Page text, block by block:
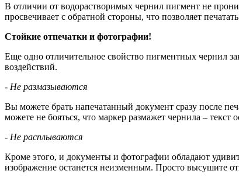
В отличии от водорастворимых чернил пигмент не
просвечивает с обратной стороны, что позволяет
Стойкие отпечатки и фотографии!
Еще одно отличительное свойство пигментных чернил
воздействий.
- Не размазываются
Вы можете брать напечатанный документ сразу после
можете не бояться, что маркер размажет чернила – текст
- Не расплываются
Кроме этого, и документы и фотографии обладают
изображение останется неизменным. Просто высушите